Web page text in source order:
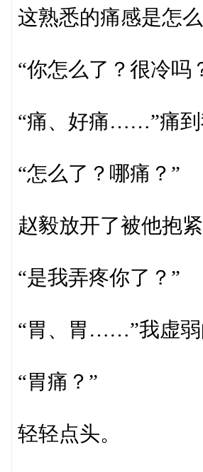
这熟悉的痛感是怎
“你怎么了？很冷吗
“痛、好痛……”痛到
“怎么了？哪痛？”
赵毅放开了被他抱
“是我弄疼你了？”
“胃、胃……”我虚弱
“胃痛？”
轻轻点头。